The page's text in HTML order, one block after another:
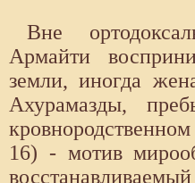
Вне
Армайти
земли, иногда
Ахурамазды,
16) - мотив